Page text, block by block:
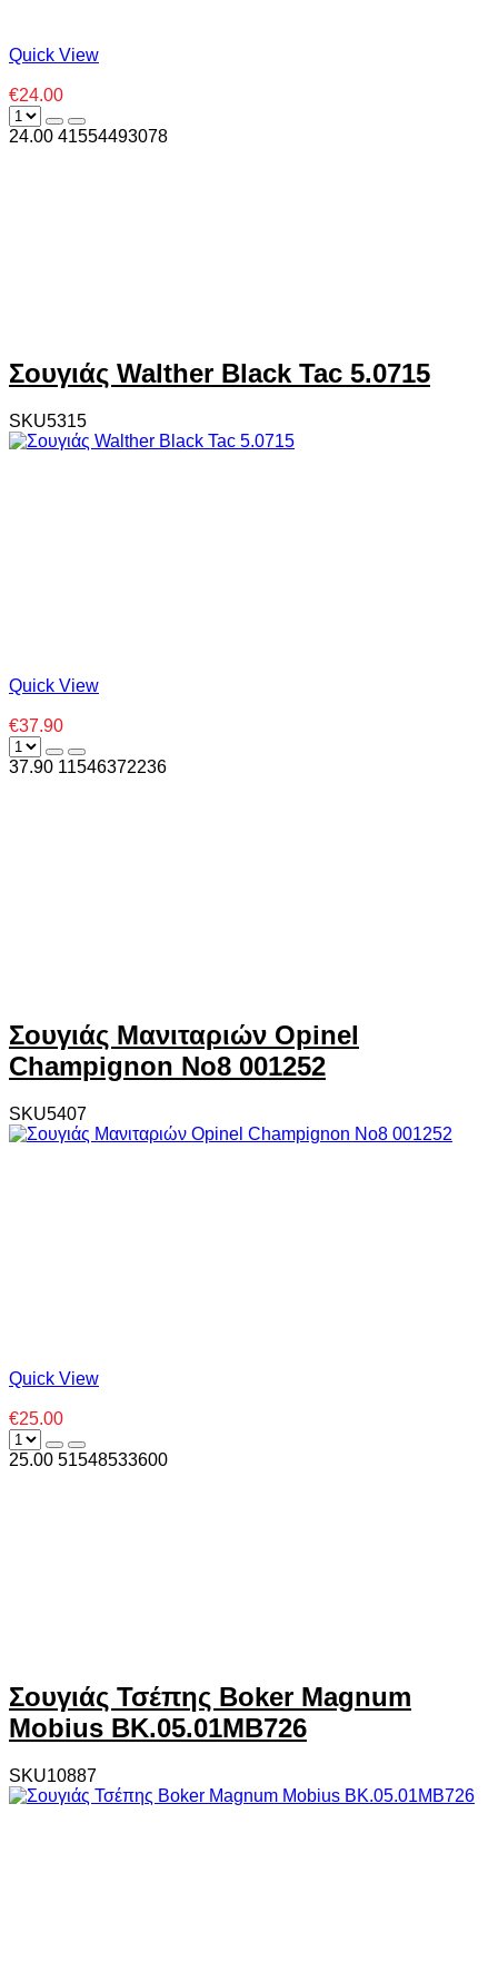
Quick View
€24.00
24.00 41554493078
Σουγιάς Walther Black Tac 5.0715
SKU5315
Quick View
€37.90
37.90 11546372236
Σουγιάς Μανιταριών Opinel
Champignon Νο8 001252
SKU5407
Quick View
€25.00
25.00 51548533600
Σουγιάς Τσέπης Boker Magnum
Mobius BK.05.01MB726
SKU10887